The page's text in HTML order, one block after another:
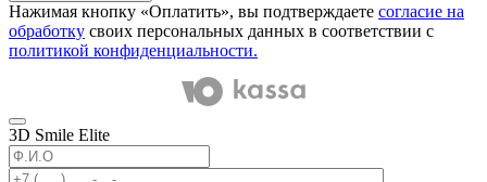
Нажимая кнопку «Оплатить», вы подтверждаете согласие на
обработку своих персональных данных в соответствии с
политикой конфиденциальности.
3D Smile Elite